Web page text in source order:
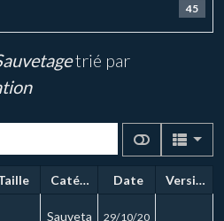
45
trié par
Catégorie Date
Version
Sauveta 29/10/20